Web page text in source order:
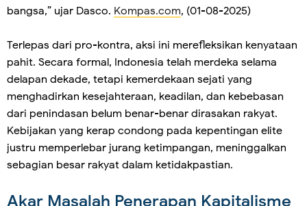
bangsa,” ujar Dasco. Kompas.com, (01-08-2025)
Terlepas dari pro-kontra, aksi ini merefleksikan kenyataan
pahit. Secara formal, Indonesia telah merdeka selama
delapan dekade, tetapi kemerdekaan sejati yang
menghadirkan kesejahteraan, keadilan, dan kebebasan
dari penindasan belum benar-benar dirasakan rakyat.
Kebijakan yang kerap condong pada kepentingan elite
justru memperlebar jurang ketimpangan, meninggalkan
sebagian besar rakyat dalam ketidakpastian.
Akar Masalah Penerapan Kapitalisme